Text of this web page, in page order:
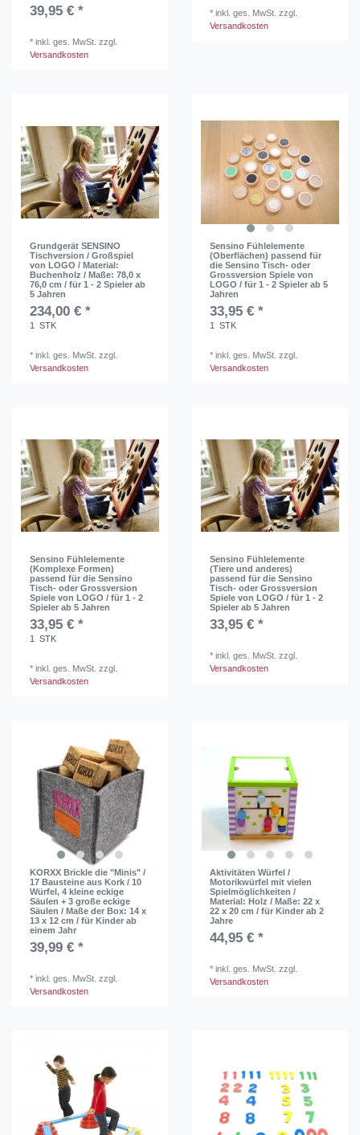
39,95 € *
*inkl. ges. MwSt. zzgl.
Versandkosten
*inkl. ges. MwSt. zzgl.
Versandkosten
Grundgerät SENSINO
Tischversion / Großspiel
von LOGO / Material:
Buchenholz / Maße: 78,0 x
76,0 cm / für 1 - 2 Spieler ab
5 Jahren
234,00 € *
1 STK
*inkl. ges. MwSt. zzgl.
Versandkosten
Sensino Fühlelemente
(Oberflächen) passend für
die Sensino Tisch- oder
Grossversion Spiele von
LOGO / für 1 - 2 Spieler ab 5
Jahren
33,95 € *
1 STK
*inkl. ges. MwSt. zzgl.
Versandkosten
Sensino Fühlelemente
(Komplexe Formen)
passend für die Sensino
Tisch- oder Grossversion
Spiele von LOGO / für 1 - 2
Spieler ab 5 Jahren
33,95 € *
1 STK
*inkl. ges. MwSt. zzgl.
Versandkosten
Sensino Fühlelemente
(Tiere und anderes)
passend für die Sensino
Tisch- oder Grossversion
Spiele von LOGO / für 1 - 2
Spieler ab 5 Jahren
33,95 € *
*inkl. ges. MwSt. zzgl.
Versandkosten
KORXX Brickle die "Minis" /
17 Bausteine aus Kork / 10
Würfel, 4 kleine eckige
Säulen + 3 große eckige
Säulen / Maße der Box: 14 x
13 x 12 cm / für Kinder ab
einem Jahr
39,99 € *
*inkl. ges. MwSt. zzgl.
Versandkosten
Aktivitäten Würfel /
Motorikwürfel mit vielen
Spielmöglichkeiten /
Material: Holz / Maße: 22 x
22 x 20 cm / für Kinder ab 2
Jahre
44,95 € *
*inkl. ges. MwSt. zzgl.
Versandkosten